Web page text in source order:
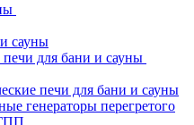
сауны
печи для бани и сауны
печи для бани и сауны
генераторы перегретого